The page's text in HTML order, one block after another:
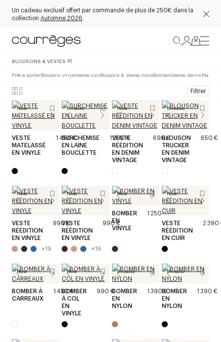
Un cadeau exclusif offert par commande de plus de 250€ dans la
collection Automne 2026.
BLOUSONS & VESTES 65
Prêt-à-porterBlousons vinyleVestes cuirBlousons & Vestes noirsBombersVestes denim
Filtrer
New
VESTE
MATELASSÉ
EN VINYLE
1 450 €
Unisexe
SURCHEMISE
EN LAINE
BOUCLETTE
1 290 €
New
VESTE
RÉÉDITION
EN DENIM
VINTAGE
690 €
Unisexe
BLOUSON
TRUCKER
EN DENIM
VINTAGE
650 €
New
VESTE
RÉÉDITION
EN VINYLE
990 €
+19
New
VESTE
RÉÉDITION
EN VINYLE
990 €
+19
New
BOMBER
EN
VINYLE
1 250 €
New
VESTE
RÉÉDITION
EN CUIR
2 390
New
BOMBER À
CARREAUX
1 450 €
New
BOMBER
À COL
EN
VINYLE
990 €
Unisexe
BOMBER
EN
NYLON
1 390 €
Unisexe
BOMBER
EN
NYLON
1 390 €